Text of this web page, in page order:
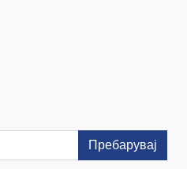
Пребарувај